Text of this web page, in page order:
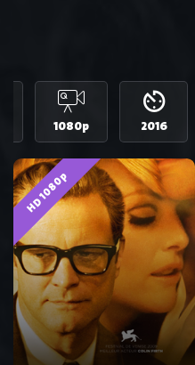
2016
1080p
HD 1080p